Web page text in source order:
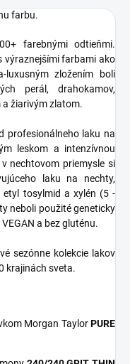
farbu.
farebnými odtieňmi.
výraznejšími farbami ako
zložením boli
perál, drahokamov,
žiarivým zlatom.
profesionálneho laku na
leskom a intenzívnou
nechtovom priemysle si
laku na nechty,
etyl tosylmid a xylén (5 -
neboli použité geneticky
a bez gluténu.
sezónne kolekcie lakov
krajinách sveta.
Morgan TaylorPURE